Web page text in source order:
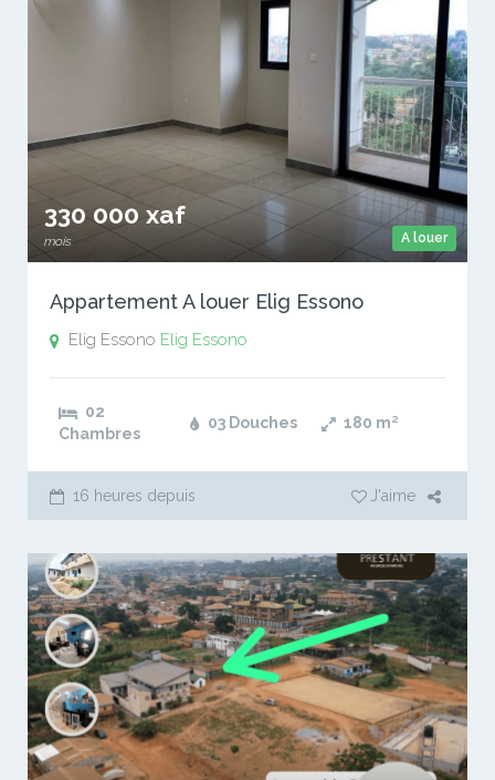
A louer
330 000 xaf
mois
Appartement A louer Elig Essono
Elig Essono Elig Essono
02
Chambres
03 Douches 180 m²
16 heures depuis J'aime